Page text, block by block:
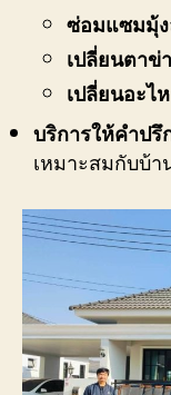
ซ่อมแซมมุ้
เปลี่ยนตาข่
เปลี่ยนอะไ
บริการให้คำปรึ
เหมาะสมกับบ้